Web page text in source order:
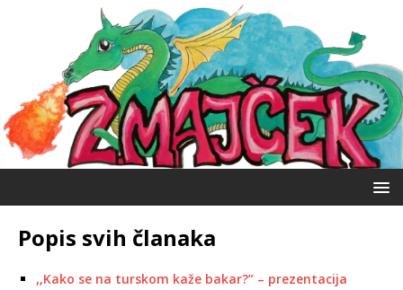
Popis svih članaka
,,Kako se na turskom kaže bakar?” – prezentacija